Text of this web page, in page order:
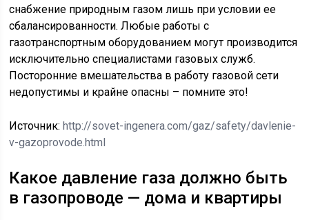
снабжение природным газом лишь при условии ее
сбалансированности. Любые работы с
газотранспортным оборудованием могут производится
исключительно специалистами газовых служб.
Посторонние вмешательства в работу газовой сети
недопустимы и крайне опасны – помните это!
Источник:http://sovet-ingenera.com/gaz/safety/davlenie-
v-gazoprovode.html
Какое давление газа должно быть
в газопроводе — дома и квартиры